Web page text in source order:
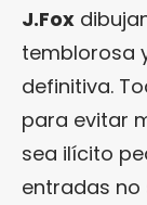
J.Fox
temblorosa
definitiva.
para evitar
sea ilícito
entradas no